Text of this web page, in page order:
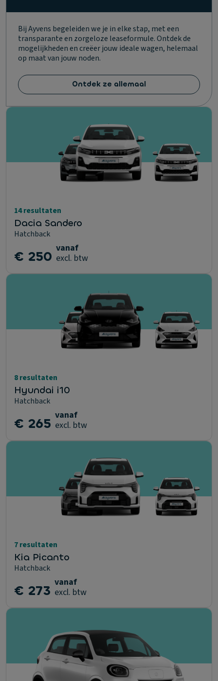
Bij Ayvens begeleiden we je in elke stap, met een
transparante en zorgeloze leaseformule. Ontdek de
mogelijkheden en creëer jouw ideale wagen, helemaal
op maat van jouw noden.
Ontdek ze allemaal
14 resultaten
Dacia Sandero
Hatchback
€ 250 vanaf
excl. btw
8 resultaten
Hyundai i10
Hatchback
€ 265 vanaf
excl. btw
7 resultaten
Kia Picanto
Hatchback
€ 273 vanaf
excl. btw